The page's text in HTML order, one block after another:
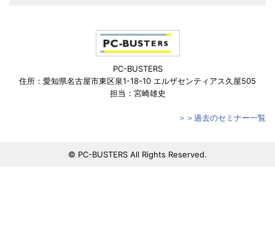
PC-BUSTERS
住所：愛知県名古屋市東区泉1-18-10 エルザセンティアス久屋505
担当：宮崎雄史
＞＞過去のセミナー一覧
© PC-BUSTERS All Rights Reserved.